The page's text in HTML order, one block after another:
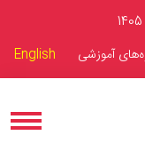
آموزشی English